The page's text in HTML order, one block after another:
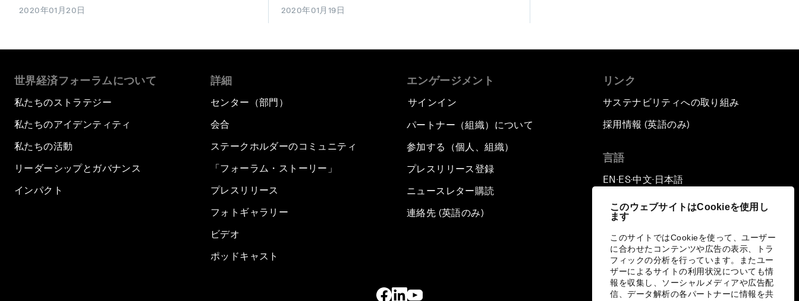
このウェブサイトはCookieを使用し
ます
このサイトではCookieを使って、ユーザー
に合わせたコンテンツや広告の表示、トラ
フィックの分析を行っています。またユー
ザーによるサイトの利用状況についても情
報を収集し、ソーシャルメディアや広告配
信、データ解析の各パートナーに情報を共
2020年01月20日 2020年01月19日
世界経済フォーラムについて
私たちのストラテジー
私たちのアイデンティティ
私たちの活動
リーダーシップとガバナンス
インパクト
詳細
センター（部門）
会合
ステークホルダーのコミュニティ
「フォーラム・ストーリー」
プレスリリース
フォトギャラリー
ビデオ
ポッドキャスト
エンゲージメント
サインイン
パートナー（組織）について
参加する（個人、組織）
プレスリリース登録
ニュースレター購読
連絡先 (英語のみ)
リンク
サステナビリティへの取り組み
採用情報 (英語のみ)
言語
EN ▪ ES▪中文▪ 日本語